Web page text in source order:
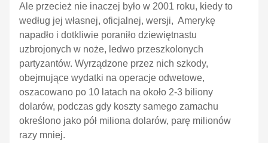
Ale przecież nie inaczej było w 2001 roku, kiedy to
według jej własnej, oficjalnej, wersji, Amerykę
napadło i dotkliwie poraniło dziewiętnastu
uzbrojonych w noże, ledwo przeszkolonych
partyzantów. Wyrządzone przez nich szkody,
obejmujące wydatki na operacje odwetowe,
oszacowano po 10 latach na około 2-3 biliony
dolarów, podczas gdy koszty samego zamachu
określono jako pół miliona dolarów, parę milionów
razy mniej.